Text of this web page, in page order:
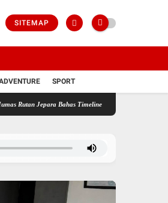
SITEMAP
SPORT
Jepara Bahas Timeline Kegiatan dalam Coffee